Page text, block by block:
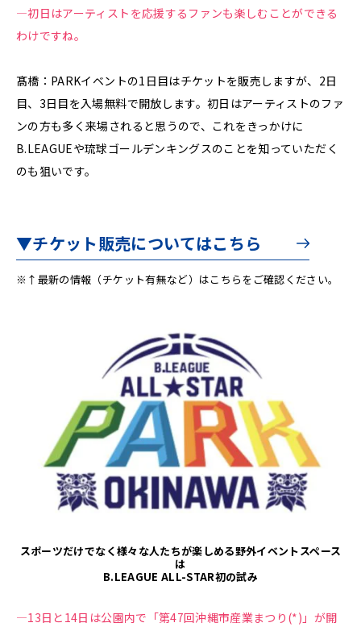
—初日はアーティストを応援するファンも楽しむことができる
わけですね。
髙橋：PARKイベントの1日目はチケットを販売しますが、2日
目、3日目を入場無料で開放します。初日はアーティストのファ
ンの方も多く来場されると思うので、これをきっかけに
B.LEAGUEや琉球ゴールデンキングスのことを知っていただく
のも狙いです。
▼チケット販売についてはこちら
※↑最新の情報（チケット有無など）はこちらをご確認ください。
スポーツだけでなく様々な人たちが楽しめる野外イベントスペース
は
B.LEAGUE ALL-STAR初の試み
—13日と14日は公園内で「第47回沖縄市産業まつり(*)」が開